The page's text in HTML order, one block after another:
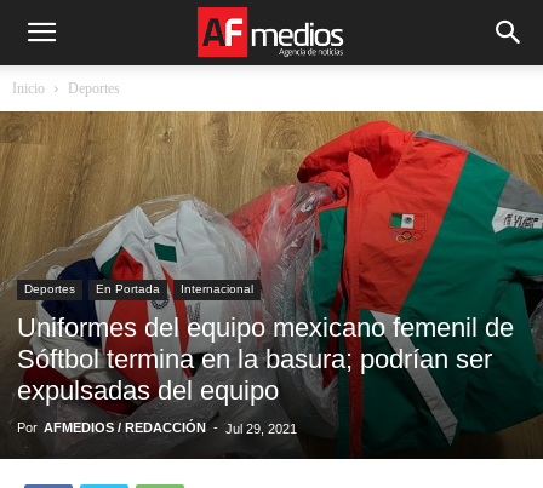
Inicio Deportes
Deportes En Portada Internacional
Uniformes del equipo mexicano femenil de
Sóftbol termina en la basura; podrían ser
expulsadas del equipo
Por AFMEDIOS / REDACCIÓN - Jul 29, 2021